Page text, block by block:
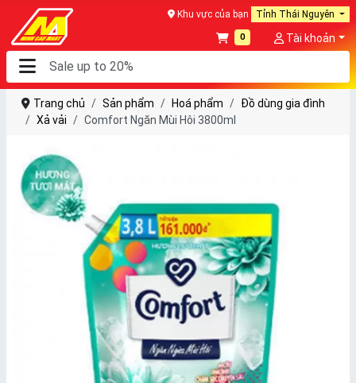
Khu vực của bạn Tỉnh Thái Nguyên
0 Tài khoản
Trang chủ Sản phẩm Hoá phẩm
Đồ dùng gia đình
Xả vải
Comfort Ngăn Mùi Hôi 3800ml